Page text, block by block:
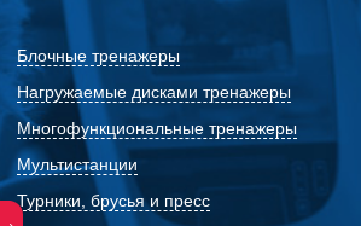
Блочные тренажеры
Нагружаемые дисками тренажеры
Многофункциональные тренажеры
Мультистанции
Турники, брусья и пресс